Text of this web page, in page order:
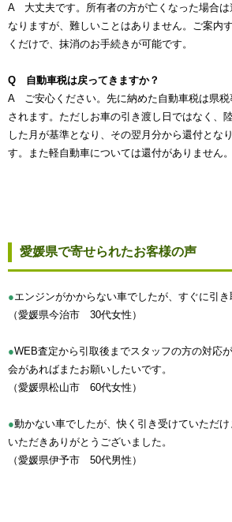
A 大丈夫です。所有者の方が亡くなった場合は
なりますが、難しいことはありません。ご案内
くだけで、抹消のお手続きが可能です。
Q 自動車税は戻ってきますか？
A ご安心ください。先に納めた自動車税は県税
されます。ただしお車の引き渡し日ではなく、
した月が基準となり、その翌月分から還付とな
す。また軽自動車については還付がありません。
愛媛県で寄せられたお客様の声
●エンジンがかからない車でしたが、すぐに引き
（愛媛県今治市 30代女性）
●WEB査定から引取後までスタッフの方の対応
会があればまたお願いしたいです。
（愛媛県松山市 60代女性）
●動かない車でしたが、快く引き受けていただ
いただきありがとうございました。
（愛媛県伊予市 50代男性）